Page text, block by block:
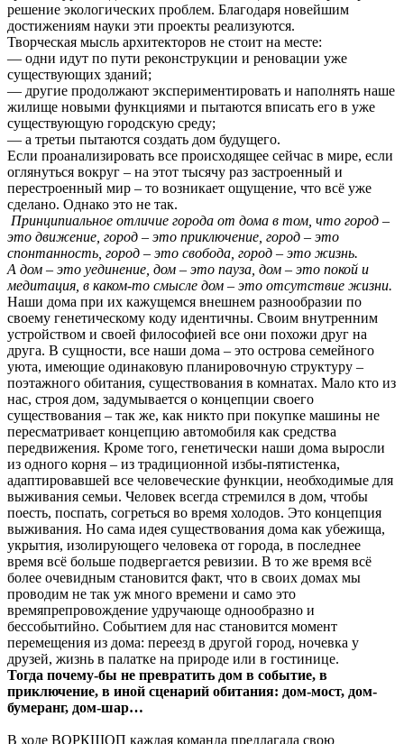
решение экологических проблем. Благодаря новейшим
достижениям науки эти проекты реализуются.
Творческая мысль архитекторов не стоит на месте:
— одни идут по пути реконструкции и реновации уже
существующих зданий;
— другие продолжают экспериментировать и наполнять наше
жилище новыми функциями и пытаются вписать его в уже
существующую городскую среду;
— а третьи пытаются создать дом будущего.
Если проанализировать все происходящее сейчас в мире, если
оглянуться вокруг – на этот тысячу раз застроенный и
перестроенный мир – то возникает ощущение, что всё уже
сделано. Однако это не так.
Принципиальное отличие города от дома в том, что город –
это движение, город – это приключение, город – это
спонтанность, город – это свобода, город – это жизнь.
А дом – это уединение, дом – это пауза, дом – это покой и
медитация, в каком-то смысле дом – это отсутствие жизни.
Наши дома при их кажущемся внешнем разнообразии по
своему генетическому коду идентичны. Своим внутренним
устройством и своей философией все они похожи друг на
друга. В сущности, все наши дома – это острова семейного
уюта, имеющие одинаковую планировочную структуру –
поэтажного обитания, существования в комнатах. Мало кто из
нас, строя дом, задумывается о концепции своего
существования – так же, как никто при покупке машины не
пересматривает концепцию автомобиля как средства
передвижения. Кроме того, генетически наши дома выросли
из одного корня – из традиционной избы-пятистенка,
адаптировавшей все человеческие функции, необходимые для
выживания семьи. Человек всегда стремился в дом, чтобы
поесть, поспать, согреться во время холодов. Это концепция
выживания. Но сама идея существования дома как убежища,
укрытия, изолирующего человека от города, в последнее
время всё больше подвергается ревизии. В то же время всё
более очевидным становится факт, что в своих домах мы
проводим не так уж много времени и само это
времяпрепровождение удручающе однообразно и
бессобытийно. Событием для нас становится момент
перемещения из дома: переезд в другой город, ночевка у
друзей, жизнь в палатке на природе или в гостинице.
Тогда почему-бы не превратить дом в событие, в
приключение, в иной сценарий обитания: дом-мост, дом-
бумеранг, дом-шар…
В ходе ВОРКШОП каждая команда предлагала свою